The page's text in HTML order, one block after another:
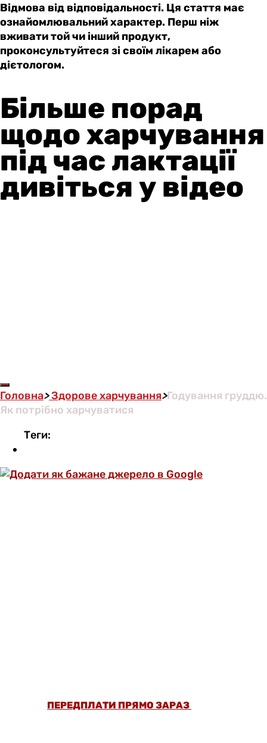
Відмова від відповідальності. Ця стаття має
ознайомлювальний характер. Перш ніж
вживати той чи інший продукт,
проконсультуйтеся зі своїм лікарем або
дієтологом.
Більше порад
щодо харчування
під час лактації
дивіться у відео
Головна>Здорове харчування>Годування груддю.
Як потрібно харчуватися
Теги:
ПЕРЕДПЛАТИ ПРЯМО ЗАРАЗ